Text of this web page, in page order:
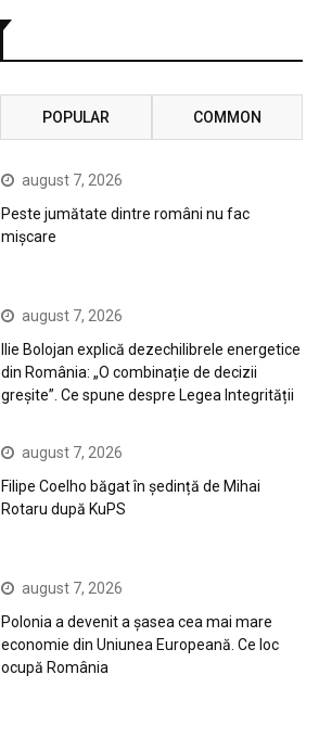
POPULAR COMMON
august 7, 2026
Peste jumătate dintre români nu fac
mișcare
august 7, 2026
Ilie Bolojan explică dezechilibrele energetice
din România: „O combinație de decizii
greșite”. Ce spune despre Legea Integrității
august 7, 2026
Filipe Coelho băgat în ședință de Mihai
Rotaru după KuPS
august 7, 2026
Polonia a devenit a șasea cea mai mare
economie din Uniunea Europeană. Ce loc
ocupă România